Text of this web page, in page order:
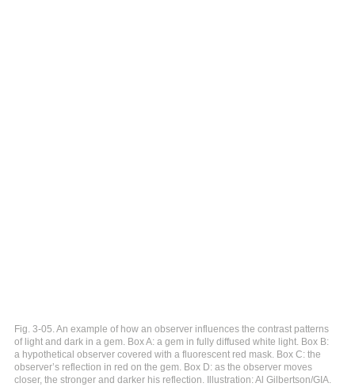
Fig. 3-05. An example of how an observer influences the contrast patterns
of light and dark in a gem. Box A: a gem in fully diffused white light. Box B:
a hypothetical observer covered with a fluorescent red mask. Box C: the
observer’s reflection in red on the gem. Box D: as the observer moves
closer, the stronger and darker his reflection. Illustration: Al Gilbertson/GIA.